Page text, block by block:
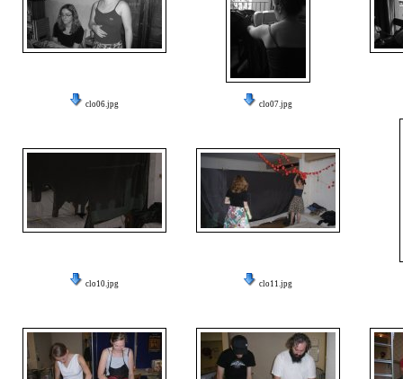
clo06.jpg clo07.jpg
clo10.jpg clo11.jpg